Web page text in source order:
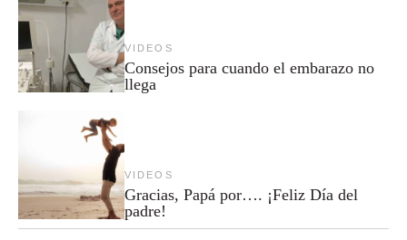
VIDEOS
Consejos para cuando el embarazo no
llega
VIDEOS
Gracias, Papá por…. ¡Feliz Día del
padre!